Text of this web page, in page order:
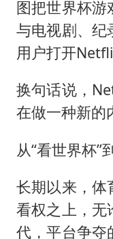
图把世界杯游
与电视剧、纪
用户打开
换句话说，
在做一种新的
从“看世界杯”
长期以来，体
看权之上，无
代，平台争夺